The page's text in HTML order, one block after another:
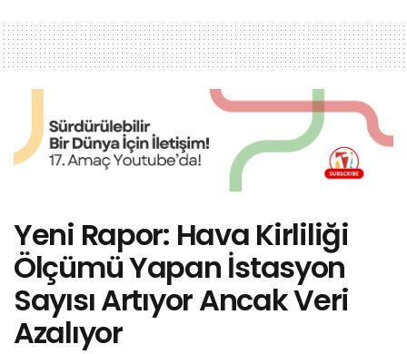
Yeni Rapor: Hava Kirliliği
Ölçümü Yapan İstasyon
Sayısı Artıyor Ancak Veri
Azalıyor